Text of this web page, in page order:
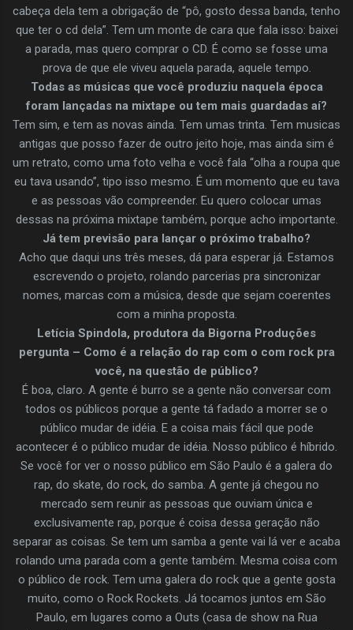
cabeça dela tem a obrigação de “pô, gosto dessa banda, tenho
que ter o cd dela”. Tem um monte de cara que fala isso: baixei
a parada, mas quero comprar o CD. É como se fosse uma
prova de que ele viveu aquela parada, aquele tempo.
Todas as músicas que você produziu naquela época
foram lançadas na mixtape ou tem mais guardadas aí?
Tem sim, e tem as novas ainda. Tem umas trinta. Tem musicas
antigas que posso fazer de outro jeito hoje, mas ainda sim é
um retrato, como uma foto velha e você fala “olha a roupa que
eu tava usando”, tipo isso mesmo. É um momento que eu tava
e as pessoas vão compreender. Eu quero colocar umas
dessas na próxima mixtape também, porque acho importante.
Já tem previsão para lançar o próximo trabalho?
Acho que daqui uns três meses, dá para esperar já. Estamos
escrevendo o projeto, rolando parcerias pra sincronizar
nomes, marcas com a música, desde que sejam coerentes
com a minha proposta.
Letícia Spindola, produtora da Bigorna Produções
pergunta – Como é a relação do rap com o com rock pra
você, na questão de público?
É boa, claro. A gente é burro se a gente não conversar com
todos os públicos porque a gente tá fadado a morrer se o
público mudar de idéia. E a coisa mais fácil que pode
acontecer é o público mudar de idéia. Nosso público é híbrido.
Se você for ver o nosso público em São Paulo é a galera do
rap, do skate, do rock, do samba. A gente já chegou no
mercado sem reunir as pessoas que ouviam única e
exclusivamente rap, porque é coisa dessa geração não
separar as coisas. Se tem um samba a gente vai lá ver e acaba
rolando uma parada com a gente também. Mesma coisa com
o público de rock. Tem uma galera do rock que a gente gosta
muito, como o Rock Rockets. Já tocamos juntos em São
Paulo, em lugares como a Outs (casa de show na Rua